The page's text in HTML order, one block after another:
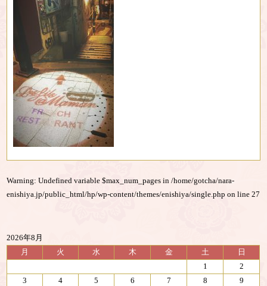
Warning: Undefined variable $max_num_pages in/home/gotcha/nara-
enishiya.jp/public_html/hp/wp-content/themes/enishiya/single.php on line27
2026年8月
月
火 水 木 金 土
日
1
2
3
4 5 6 7 8
9